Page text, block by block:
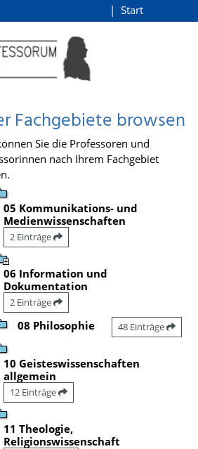
Start
Fachgebiete browsen
Sie die Professoren und
nach Ihrem Fachgebiet
05 Kommunikations- und
Medienwissenschaften
2 Einträge
06 Information und
Dokumentation
2 Einträge
08 Philosophie 48 Einträge
10 Geisteswissenschaften
allgemein
12 Einträge
11 Theologie,
Religionswissenschaft